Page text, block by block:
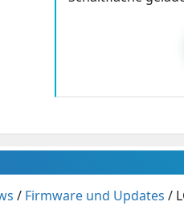
/ Firmware und Updates /